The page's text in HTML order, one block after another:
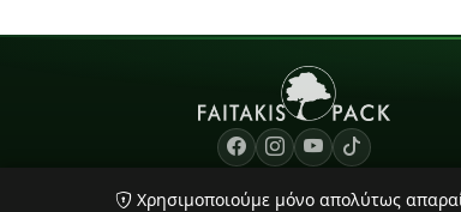
Χρησιμοποιούμε μόνο απολύτως